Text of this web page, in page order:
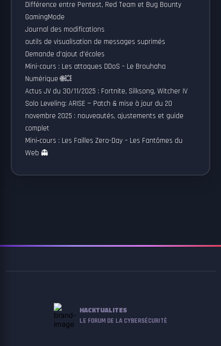
Différence entre Pentest, Red Team et Bug Bounty
GamingMode
Journal des modifications
outils de visualisation de messages suprimés
Demande d’ajout d’écoles
Mini-cours : Les attaques DDoS – Le Brouhaha
Numérique 🌐💥
Actus JV du 30/11/2025 : Fortnite, Silksong, Witcher IV
Solo Leveling: ARISE — Patch & mise à jour du 20
novembre 2025 : nouveautés, ajustements et guide
complet
Mini‑cours : Les Failles Zero-Day – Les Fantômes du
Web 👻
HACKTUALITES
LE FORUM DE LA CYBERSÉCURITÉ